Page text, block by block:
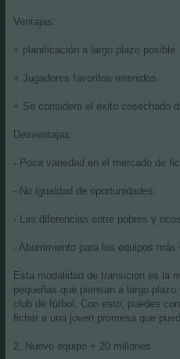
Ventajas:
+ planificación a largo plazo posible
+ Jugadores favoritos retenidos
+ Se considera el éxito cosechado
Desventajas:
- Poca variedad en el mercado de
- No igualdad de oportunidades.
- Las diferencias entre pobres y
- Aburrimiento para los equipos más
Esta modalidad de transición es la
pequeñas que piensan a largo
club de fútbol. Con esto, puedes
fichar a una joven promesa que
2. Nuevo equipo + 20 millones